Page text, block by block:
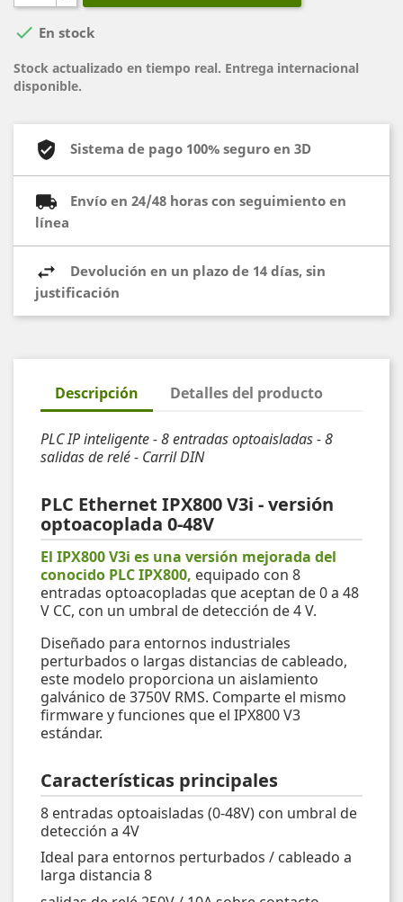
 En stock
Stock actualizado en tiempo real. Entrega internacional
disponible.
Sistema de pago 100% seguro en 3D
Envío en 24/48 horas con seguimiento en
línea
Devolución en un plazo de 14 días, sin
justificación
Descripción Detalles del producto
PLC IP inteligente - 8 entradas optoaisladas - 8
salidas de relé - Carril DIN
PLC Ethernet IPX800 V3i - versión
optoacoplada 0-48V
El IPX800 V3i es una versión mejorada del
conocido PLC IPX800, equipado con 8
entradas optoacopladas que aceptan de 0 a 48
V CC, con un umbral de detección de 4 V.
Diseñado para entornos industriales
perturbados o largas distancias de cableado,
este modelo proporciona un aislamiento
galvánico de 3750V RMS. Comparte el mismo
firmware y funciones que el IPX800 V3
estándar.
Características principales
8 entradas optoaisladas (0-48V) con umbral de
detección a 4V
Ideal para entornos perturbados / cableado a
larga distancia 8